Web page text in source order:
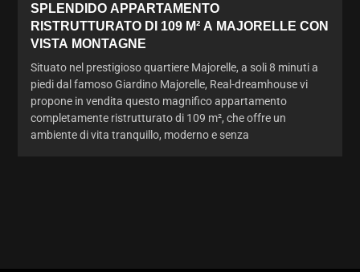
SPLENDIDO APPARTAMENTO
RISTRUTTURATO DI 109 M² A MAJORELLE CON
VISTA MONTAGNE
Situato nel prestigioso quartiere Majorelle, a soli 8 minuti a
piedi dal famoso Giardino Majorelle, Real-dreamhouse vi
propone in vendita questo magnifico appartamento
completamente ristrutturato di 109 m², che offre un
ambiente di vita tranquillo, moderno e senza